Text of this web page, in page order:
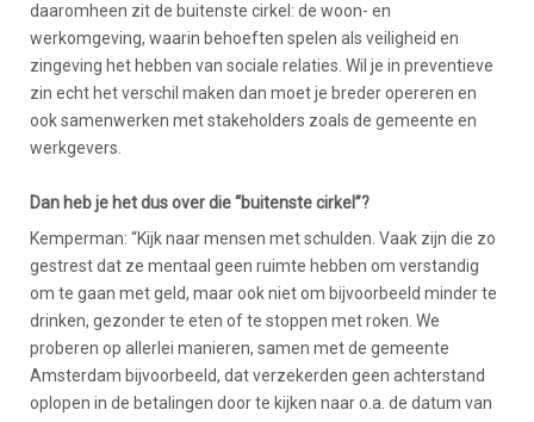
daaromheen zit de buitenste cirkel: de woon- en
werkomgeving, waarin behoeften spelen als veiligheid en
zingeving het hebben van sociale relaties. Wil je in preventieve
zin echt het verschil maken dan moet je breder opereren en
ook samenwerken met stakeholders zoals de gemeente en
werkgevers.
Dan heb je het dus over die “buitenste cirkel”?
Kemperman: “Kijk naar mensen met schulden. Vaak zijn die zo
gestrest dat ze mentaal geen ruimte hebben om verstandig
om te gaan met geld, maar ook niet om bijvoorbeeld minder te
drinken, gezonder te eten of te stoppen met roken. We
proberen op allerlei manieren, samen met de gemeente
Amsterdam bijvoorbeeld, dat verzekerden geen achterstand
oplopen in de betalingen door te kijken naar o.a. de datum van